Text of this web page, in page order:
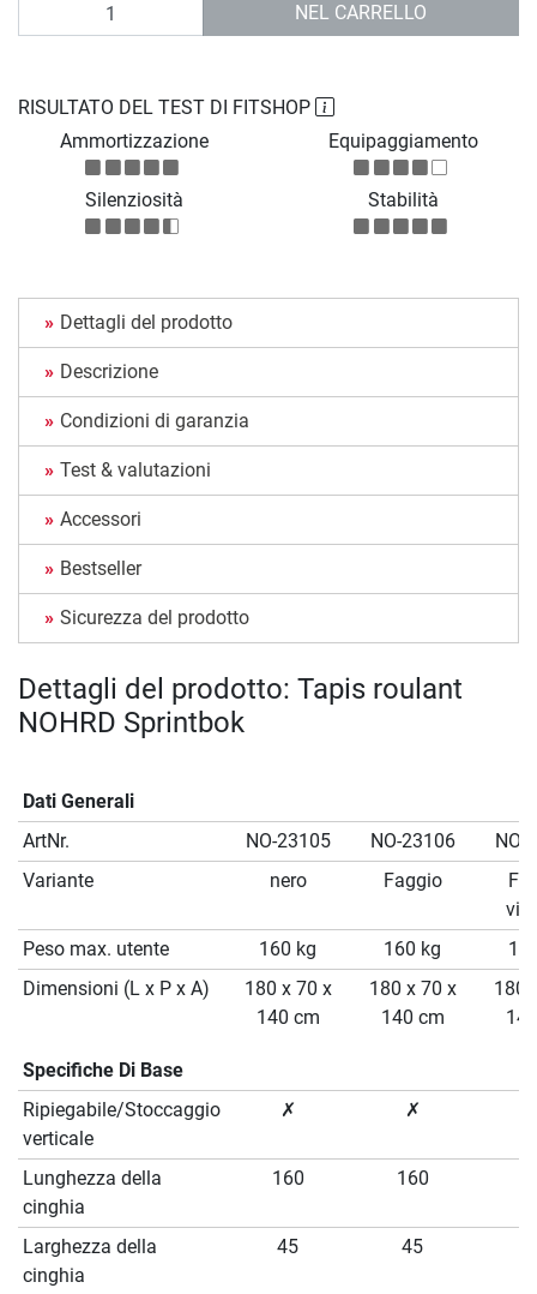
NEL CARRELLO
RISULTATO DEL TEST DI FITSHOP
Ammortizzazione
Equipaggiamento
Silenziosità Stabilità
Dettagli del prodotto
Descrizione
Condizioni di garanzia
Test & valutazioni
Accessori
Bestseller
Sicurezza del prodotto
Dettagli del prodotto: Tapis roulant
NOHRD Sprintbok
Dati Generali
ArtNr.
NO-23105 NO-23106
NO-
Variante
nero Faggio
Peso max. utente
160 kg 160 kg
Dimensioni (L x P x A)
180 x 70 x
140 cm
180 x 70 x
140 cm
180
Specifiche Di Base
Ripiegabile/Stoccaggio
verticale
✗ ✗
Lunghezza della
cinghia
160 160
Larghezza della
cinghia
45 45